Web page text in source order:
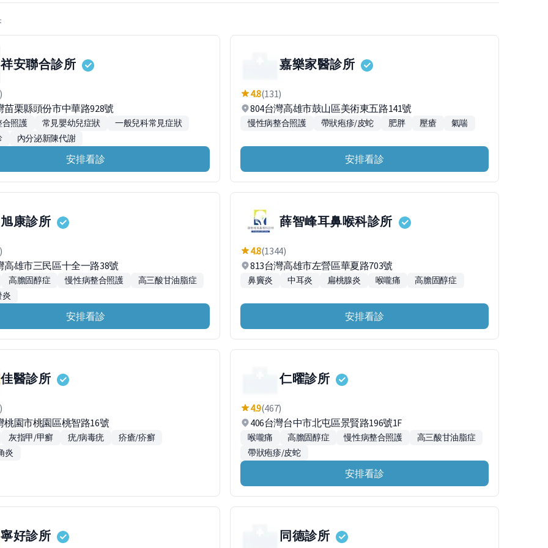
祥安聯合診所
苗栗縣頭份市中華路928號
照護 常見嬰幼兒症狀
一般兒科常見症狀
內分泌新陳代謝
安排看診
嘉樂家醫診所
4.8(131)
804台灣高雄市鼓山區美術東五路141號
慢性病整合照護 帶狀疱疹/皮蛇 肥胖 壓瘡 氣喘
安排看診
旭康診所
高雄市三民區十全一路38號
高膽固醇症 慢性病整合照護
高三酸甘油脂症
炎
安排看診
薛智峰耳鼻喉科診所
4.8(1344)
813台灣高雄市左營區華夏路703號
鼻竇炎 中耳炎 扁桃腺炎 喉嚨痛 高膽固醇症
安排看診
佳醫診所
桃園市桃園區桃智路16號
灰指甲/甲癬 疣/病毒疣
疥瘡/疥癬
炎
仁曜診所
4.9(467)
406台灣台中市北屯區景賢路196號1F
喉嚨痛 高膽固醇症 慢性病整合照護
高三酸甘油脂症
帶狀疱疹/皮蛇
安排看診
寧好診所 同德診所